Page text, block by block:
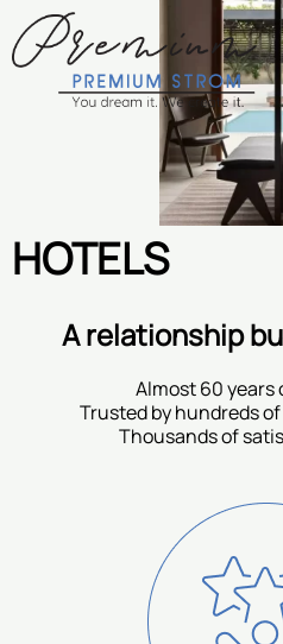
HOTELS
A relationship
Almost 60 years
Trusted by hundreds
Thousands of